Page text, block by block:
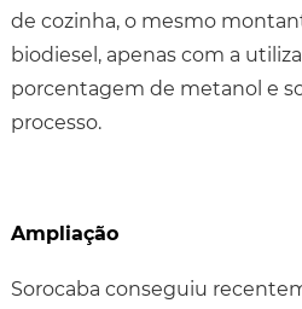
de cozinha, o mesmo
biodiesel, apenas com a
porcentagem de metanol e
processo.
Ampliação
Sorocaba conseguiu